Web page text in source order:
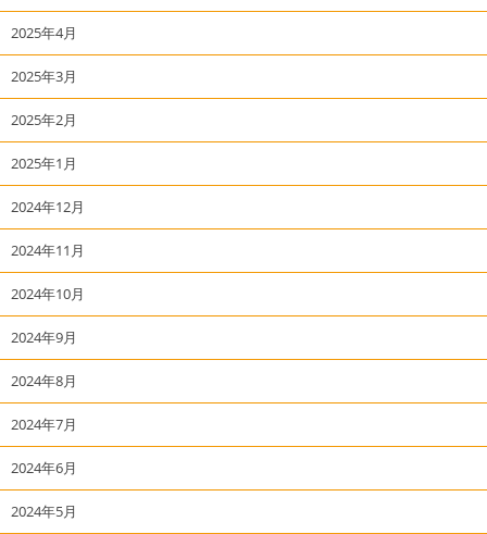
2025年4月
2025年3月
2025年2月
2025年1月
2024年12月
2024年11月
2024年10月
2024年9月
2024年8月
2024年7月
2024年6月
2024年5月